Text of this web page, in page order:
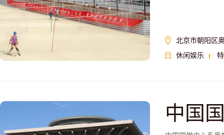
北京市朝阳区
休闲娱乐
中国